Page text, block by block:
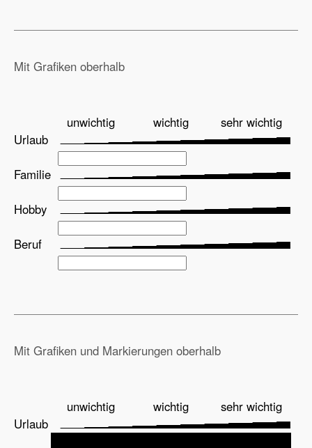
Mit Grafiken oberhalb
unwichtig wichtig
sehr wichtig
Urlaub
Familie
Hobby
Beruf
Mit Grafiken und Markierungen oberhalb
unwichtig wichtig
sehr wichtig
Urlaub